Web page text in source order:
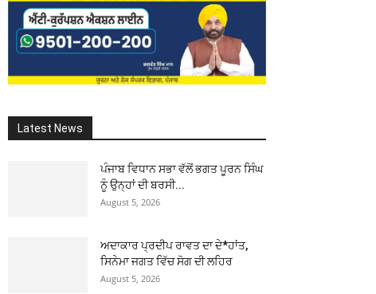
Latest News
ਪੰਜਾਬ ਵਿਧਾਨ ਸਭਾ ਵੱਲੋਂ ਭਗਤ ਪੂਰਨ ਸਿੰਘ
ਨੂੰ ਉਨ੍ਹਾਂ ਦੀ ਬਰਸੀ...
August 5, 2026
ਅਦਾਕਾਰ ਪ੍ਰਦੀਪ ਰਾਵਤ ਦਾ ਦੇ*ਹਾਂਤ,
ਸਿਨੇਮਾ ਜਗਤ ਵਿੱਚ ਸੋਗ ਦੀ ਲਹਿਰ
August 5, 2026